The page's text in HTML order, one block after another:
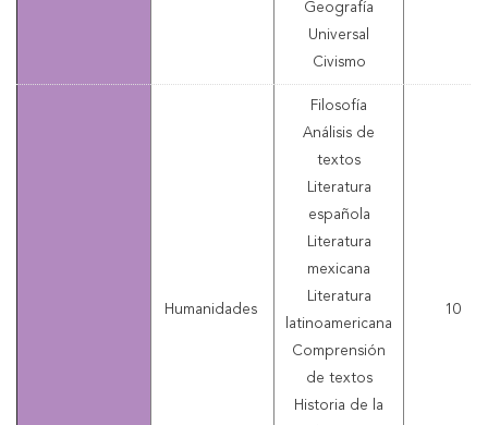
Geografía
Universal
Civismo
Humanidades
Filosofía
Análisis de
textos
Literatura
española
Literatura
mexicana
Literatura
latinoamericana
Comprensión
de textos
Historia de la
10